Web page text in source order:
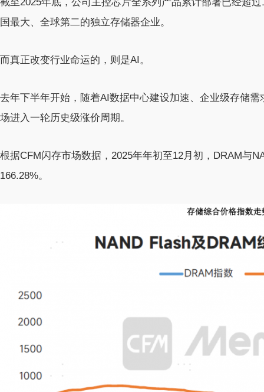
国最大、全球第二的独立存储器企业。
而真正改变行业命运的，则是AI。
去年下半年开始，随着AI数据中心建设加速、企业级存储
场进入一轮历史级涨价周期。
根据CFM闪存市场数据，2025年年初至12月初，DRAM与
166.28%。